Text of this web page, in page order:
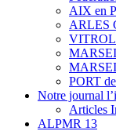
AIX en
ARLES
PORT
Notre journal
Articles
ALPMR 13